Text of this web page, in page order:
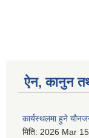
ऐन, कानुन
कार्यस्थलमा हुने
मिति: 2026 Mar